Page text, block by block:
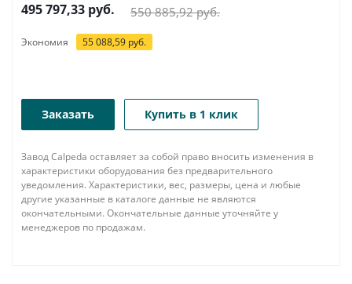
495 797,33 руб. 550 885,92руб.
Экономия 55 088,59 руб.
Заказать Купить в 1 клик
Завод Calpeda оставляет за собой право вносить изменения в
характеристики оборудования без предварительного
уведомления. Характеристики, вес, размеры, цена и любые
другие указанные в каталоге данные не являются
окончательными. Окончательные данные уточняйте у
менеджеров по продажам.